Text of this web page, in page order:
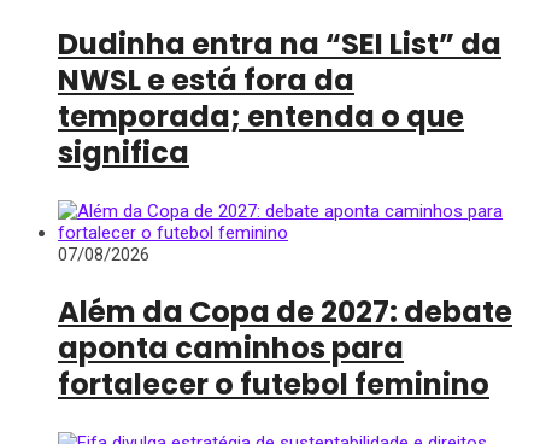
Dudinha entra na “SEI List” da
NWSL e está fora da
temporada; entenda o que
significa
07/08/2026
Além da Copa de 2027: debate
aponta caminhos para
fortalecer o futebol feminino